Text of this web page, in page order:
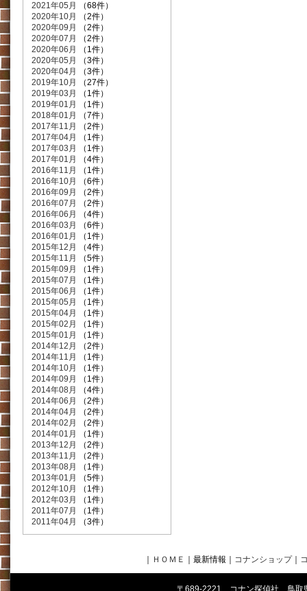
2021年05月
（68件）
2020年10月
（2件）
2020年09月
（2件）
2020年07月
（2件）
2020年06月
（1件）
2020年05月
（3件）
2020年04月
（3件）
2019年10月
（27件）
2019年03月
（1件）
2019年01月
（1件）
2018年01月
（7件）
2017年11月
（2件）
2017年04月
（1件）
2017年03月
（1件）
2017年01月
（4件）
2016年11月
（1件）
2016年10月
（6件）
2016年09月
（2件）
2016年07月
（2件）
2016年06月
（4件）
2016年03月
（6件）
2016年01月
（1件）
2015年12月
（4件）
2015年11月
（5件）
2015年09月
（1件）
2015年07月
（1件）
2015年06月
（1件）
2015年05月
（1件）
2015年04月
（1件）
2015年02月
（1件）
2015年01月
（1件）
2014年12月
（2件）
2014年11月
（1件）
2014年10月
（1件）
2014年09月
（1件）
2014年08月
（4件）
2014年06月
（2件）
2014年04月
（2件）
2014年02月
（2件）
2014年01月
（1件）
2013年12月
（2件）
2013年11月
（2件）
2013年08月
（1件）
2013年01月
（5件）
2012年10月
（1件）
2012年03月
（1件）
2011年07月
（1件）
2011年04月
（3件）
ＨＯＭＥ ｜最新情報 コナンショップ｜
〒689-2221 コナン探偵社 鳥取